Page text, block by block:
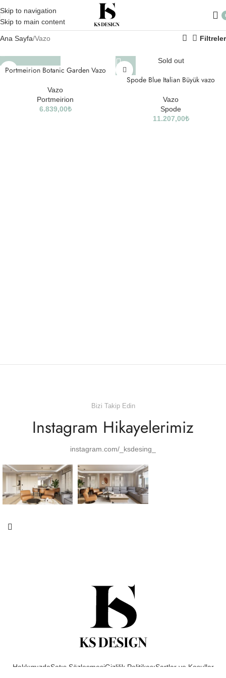
Skip to navigation
Skip to main content
Ana Sayfa Vazo Filtreler
Portmeirion Botanic Garden Vazo
Vazo
Portmeirion
6.839,00₺
Sold out
Spode Blue Italian Büyük vazo
Vazo
Spode
11.207,00₺
Bizi Takip Edin
Instagram Hikayelerimiz
instagram.com/_ksdesing_
HakkımızdaSatış SözleşmesiGizlilik PolitikasıŞartlar ve Koşullar